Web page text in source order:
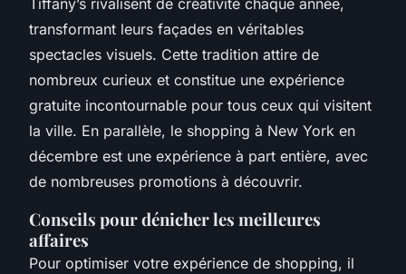
transformant leurs façades en véritables
spectacles visuels. Cette tradition attire de
nombreux curieux et constitue une expérience
gratuite incontournable pour tous ceux qui visitent
la ville. En parallèle, le shopping à New York en
décembre est une expérience à part entière, avec
de nombreuses promotions à découvrir.
Conseils pour dénicher les meilleures
affaires
Pour optimiser votre expérience de shopping, il